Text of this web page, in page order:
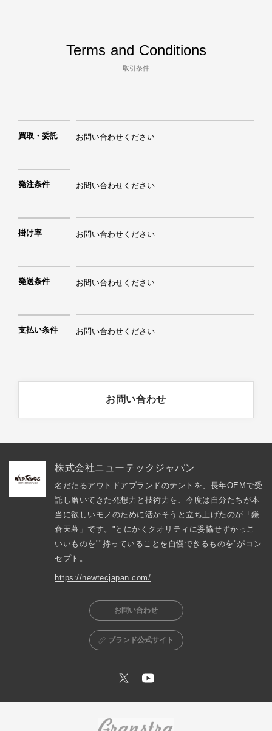
Terms and Conditions
取引条件
買取・委託 お問い合わせください
発注条件 お問い合わせください
掛け率 お問い合わせください
発送条件 お問い合わせください
支払い条件 お問い合わせください
お問い合わせ
株式会社ニューテックジャパン
名だたるアウトドアブランドのテントを、長年OEMで受
託し磨いてきた発想力と技術力を、今度は自分たちが本
当に欲しいモノのために活かそうと立ち上げたのが「鎌
倉天幕」です。"とにかくクオリティに妥協せずかっこ
いいものを""持っていることを自慢できるものを"がコン
セプト。
https://newtecjapan.com/
お問い合わせ
ブランド公式サイト